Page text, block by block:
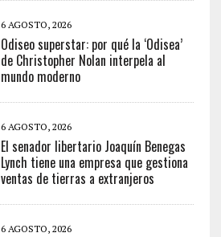
6 AGOSTO, 2026
Odiseo superstar: por qué la ‘Odisea’
de Christopher Nolan interpela al
mundo moderno
6 AGOSTO, 2026
El senador libertario Joaquín Benegas
Lynch tiene una empresa que gestiona
ventas de tierras a extranjeros
6 AGOSTO, 2026